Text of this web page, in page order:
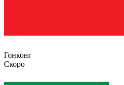
Гонконг
Скоро